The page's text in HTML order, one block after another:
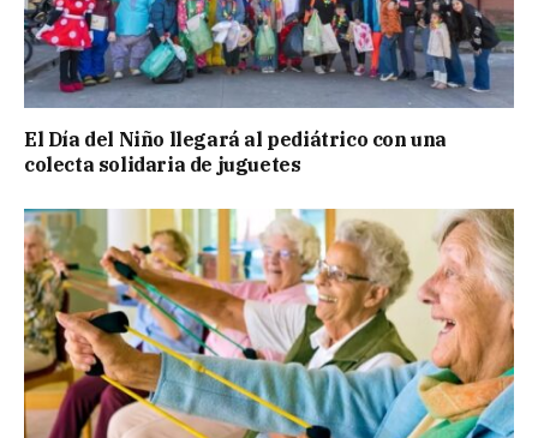
El Día del Niño llegará al pediátrico con una
colecta solidaria de juguetes